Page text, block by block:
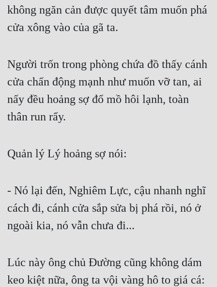
không ngăn cản được quyết tâm muốn phá
cửa xông vào của gã ta.
Người trốn trong phòng chứa đồ thấy cánh
cửa chấn động mạnh như muốn vỡ tan, ai
nấy đều hoảng sợ đổ mồ hôi lạnh, toàn
thân run rẩy.
Quản lý Lý hoảng sợ nói:
- Nó lại đến, Nghiêm Lực, cậu nhanh nghĩ
cách đi, cánh cửa sắp sửa bị phá rồi, nó ở
ngoài kia, nó vẫn chưa đi...
Lúc này ông chủ Đường cũng không dám
keo kiệt nữa, ông ta vội vàng hô to giá cá: